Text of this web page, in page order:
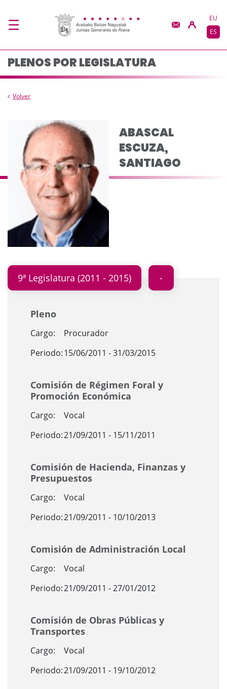
Composicion del
EU
ES
PLENOS POR LEGISLATURA
Volver
ABASCAL
ESCUZA,
SANTIAGO
9ª Legislatura (2011 - 2015)
Pleno
Cargo:
Procurador
Periodo:15/06/2011 - 31/03/2015
Comisión de Régimen Foral y
Promoción Económica
Cargo:
Vocal
Periodo:21/09/2011 - 15/11/2011
Comisión de Hacienda, Finanzas y
Presupuestos
Cargo:
Vocal
Periodo:21/09/2011 - 10/10/2013
Comisión de Administración Local
Cargo:
Vocal
Periodo:21/09/2011 - 27/01/2012
Comisión de Obras Públicas y
Transportes
Cargo:
Vocal
Periodo:21/09/2011 - 19/10/2012